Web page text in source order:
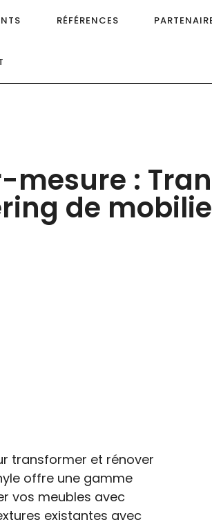
RÉFÉRENCES
:
de
transformer et rénover
offre une gamme
vos meubles avec
existantes avec